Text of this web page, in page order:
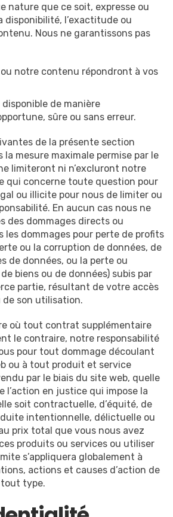
nature que ce soit, expresse ou
disponibilité, l’exactitude ou
Nous ne garantissons pas
notre contenu répondront à vos
de manière
sûre ou sans erreur.
de la présente section
la mesure maximale permise par le
limiteront ni n’excluront notre
qui concerne toute question pour
ou illicite pour nous de limiter ou
En aucun cas nous ne
des dommages directs ou
les dommages pour perte de profits
ou la corruption de données, de
de données, ou la perte ou
biens ou de données) subis par
partie, résultant de votre accès
de son utilisation.
où tout contrat supplémentaire
le contraire, notre responsabilité
pour tout dommage découlant
ou à tout produit et service
par le biais du site web, quelle
l’action en justice qui impose la
soit contractuelle, d’équité, de
intentionnelle, délictuelle ou
prix total que vous nous avez
produits ou services ou utiliser
s’appliquera globalement à
actions et causes d’action de
type.